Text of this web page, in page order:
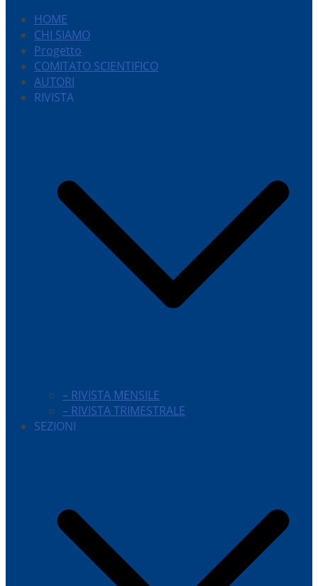
HOME
CHI SIAMO
Progetto
COMITATO SCIENTIFICO
AUTORI
RIVISTA
– RIVISTA MENSILE
– RIVISTA TRIMESTRALE
SEZIONI